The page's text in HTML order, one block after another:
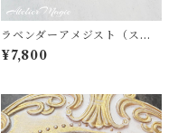
ラベンダーアメジスト（スコ
ロライト）のペンダントトッ
プ （14kgfワイヤー）
¥7,800